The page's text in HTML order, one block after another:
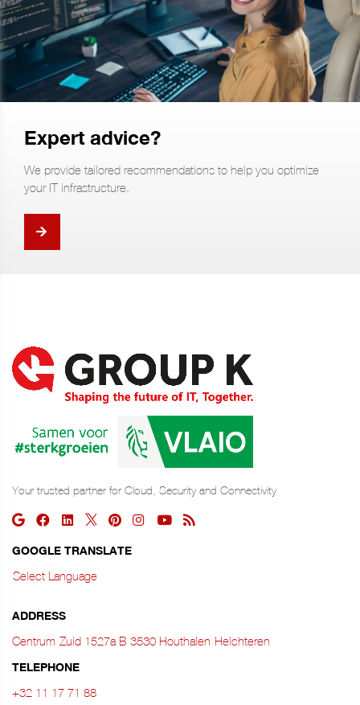
Expert advice?
We provide tailored recommendations to help you optimize
your IT infrastructure.
Your trusted partner for Cloud, Security and Connectivity
GOOGLE TRANSLATE
Select Language
ADDRESS
Centrum‑Zuid 1527a B‑3530 Houthalen‑Helchteren
TELEPHONE
+32 11 17 71 88